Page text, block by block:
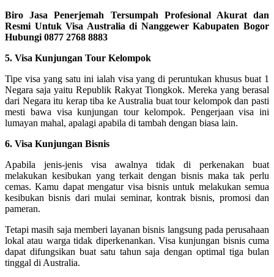
Biro Jasa Penerjemah Tersumpah Profesional Akurat dan
Resmi Untuk Visa Australia di Nanggewer Kabupaten Bogor
Hubungi 0877 2768 8883
5. Visa Kunjungan Tour Kelompok
Tipe visa yang satu ini ialah visa yang di peruntukan khusus buat 1
Negara saja yaitu Republik Rakyat Tiongkok. Mereka yang berasal
dari Negara itu kerap tiba ke Australia buat tour kelompok dan pasti
mesti bawa visa kunjungan tour kelompok. Pengerjaan visa ini
lumayan mahal, apalagi apabila di tambah dengan biasa lain.
6. Visa Kunjungan Bisnis
Apabila jenis-jenis visa awalnya tidak di perkenakan buat
melakukan kesibukan yang terkait dengan bisnis maka tak perlu
cemas. Kamu dapat mengatur visa bisnis untuk melakukan semua
kesibukan bisnis dari mulai seminar, kontrak bisnis, promosi dan
pameran.
Tetapi masih saja memberi layanan bisnis langsung pada perusahaan
lokal atau warga tidak diperkenankan. Visa kunjungan bisnis cuma
dapat difungsikan buat satu tahun saja dengan optimal tiga bulan
tinggal di Australia.